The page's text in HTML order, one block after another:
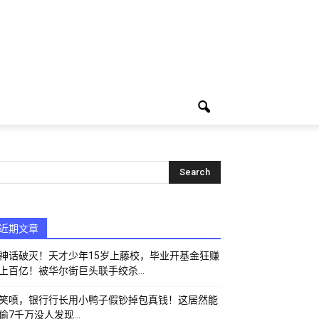
期文章
话破灭！天才少年15岁上藤校，毕业开基金狂赚
百亿！被华尔街巨头联手绞杀…
喷，银行行长用小鸭子假钞掉包真钱！这居然能
7千万没人发现…